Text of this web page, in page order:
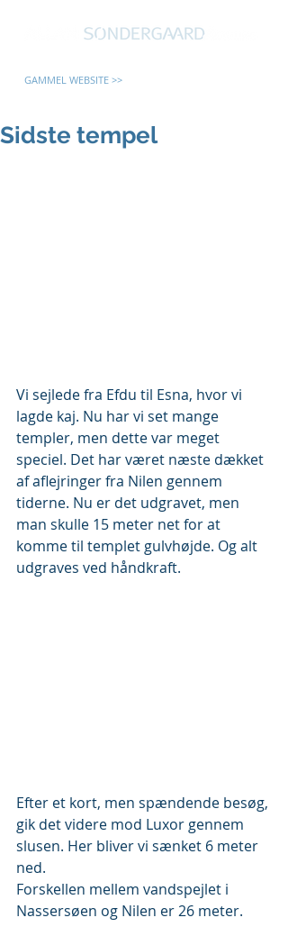
GAMMEL WEBSITE >>
Sidste tempel
Vi sejlede fra Efdu til Esna, hvor vi
lagde kaj. Nu har vi set mange
templer, men dette var meget
speciel. Det har været næste dækket
af aflejringer fra Nilen gennem
tiderne. Nu er det udgravet, men
man skulle 15 meter net for at
komme til templet gulvhøjde. Og alt
udgraves ved håndkraft.
Efter et kort, men spændende besøg,
gik det videre mod Luxor gennem
slusen. Her bliver vi sænket 6 meter
ned.
Forskellen mellem vandspejlet i
Nassersøen og Nilen er 26 meter.